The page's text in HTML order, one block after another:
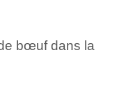
bœuf dans la